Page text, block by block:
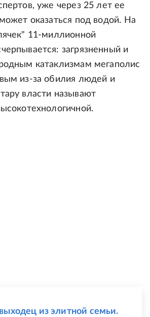
уже через 25 лет ее
оказаться под водой. На
11-миллионной
загрязненный и
катаклизмам мегаполис
из-за обилия людей и
власти называют
из элитной семьи.